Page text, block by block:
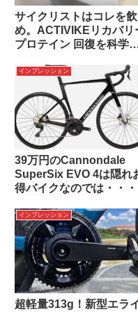
サイクリストはコレを飲
め。ACTIVIKEリカバリ
プロテイン 回復を科学
インプレッション
39万円のCannondale
SuperSix EVO 4は隠れ
得バイクなのでは・・・
インプレッション
超軽量313g！新型エラ